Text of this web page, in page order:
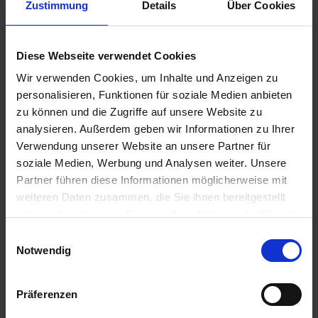
Zustimmung Details Über Cookies
Diese Webseite verwendet Cookies
Wir verwenden Cookies, um Inhalte und Anzeigen zu
personalisieren, Funktionen für soziale Medien anbieten
zu können und die Zugriffe auf unsere Website zu
analysieren. Außerdem geben wir Informationen zu Ihrer
Verwendung unserer Website an unsere Partner für
soziale Medien, Werbung und Analysen weiter. Unsere
Partner führen diese Informationen möglicherweise mit
weiteren Daten zusammen, die Sie ihnen bereitgestellt
Notwendig
Präferenzen
GRANIT Wildretter
96,73 € / St
IN DEN
WARENKORB
Anmelden für Ihren persönlichen Preis
105,16 € / St
105,16 €pro 1 Stück